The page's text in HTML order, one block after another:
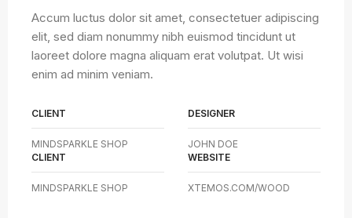
Accum luctus dolor sit amet, consectetuer adipiscing
elit, sed diam nonummy nibh euismod tincidunt ut
laoreet dolore magna aliquam erat volutpat. Ut wisi
enim ad minim veniam.
CLIENT
MINDSPARKLE SHOP
DESIGNER
JOHN DOE
CLIENT
MINDSPARKLE SHOP
WEBSITE
XTEMOS.COM/WOOD